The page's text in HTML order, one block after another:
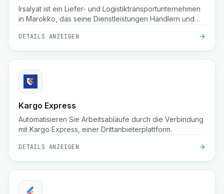
Irsalyat ist ein Liefer- und Logistiktransportunternehmen
in Marokko, das seine Dienstleistungen Händlern und
DETAILS ANZEIGEN
Kargo Express
Automatisieren Sie Arbeitsabläufe durch die Verbindung
mit Kargo Express, einer Drittanbieterplattform.
DETAILS ANZEIGEN